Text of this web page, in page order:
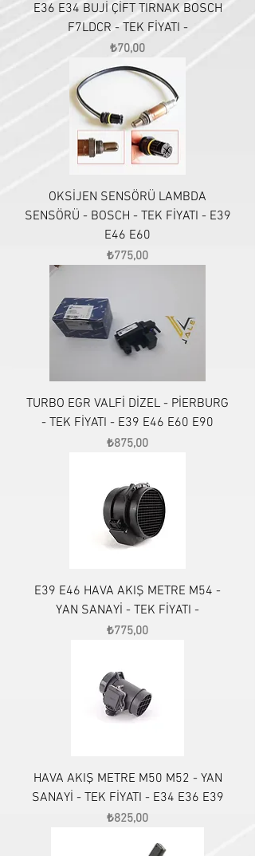
E36 E34 BUJİ ÇİFT TIRNAK BOSCH
F7LDCR - TEK FİYATI -
Fiyat
₺70,00
OKSİJEN SENSÖRÜ LAMBDA
SENSÖRÜ - BOSCH - TEK FİYATI - E39
E46 E60
Fiyat
₺775,00
TURBO EGR VALFİ DİZEL - PİERBURG
- TEK FİYATI - E39 E46 E60 E90
Fiyat
₺875,00
E39 E46 HAVA AKIŞ METRE M54 -
YAN SANAYİ - TEK FİYATI -
Fiyat
₺775,00
HAVA AKIŞ METRE M50 M52 - YAN
SANAYİ - TEK FİYATI - E34 E36 E39
Fiyat
₺825,00